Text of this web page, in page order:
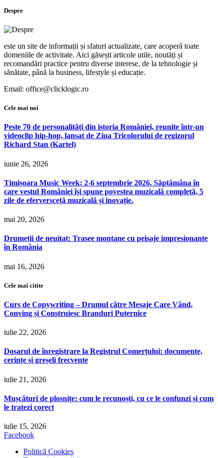
Despre
este un site de informații și sfaturi actualizate, care acoperă toate
domeniile de activitate. Aici găsești articole utile, noutăți și
recomandări practice pentru diverse interese, de la tehnologie și
sănătate, până la business, lifestyle și educație.
Email: office@clicklogic.ro
Cele mai noi
Peste 70 de personalități din istoria României, reunite într-un
videoclip hip-hop, lansat de Ziua Tricolorului de regizorul
Richard Stan (Kartel)
iunie 26, 2026
Timișoara Music Week: 2-6 septembrie 2026. Săptămâna în
care vestul României își spune povestea muzicală completă, 5
zile de eferversceță muzicală și inovație.
mai 20, 2026
Drumeții de neuitat: Trasee montane cu peisaje impresionante
în România
mai 16, 2026
Cele mai citite
Curs de Copywriting – Drumul către Mesaje Care Vând,
Conving și Construiesc Branduri Puternice
iulie 22, 2026
Dosarul de înregistrare la Registrul Comerțului: documente,
cerințe și greșeli frecvente
iulie 21, 2026
Mușcături de plosnițe: cum le recunoști, cu ce le confunzi și cum
le tratezi corect
iulie 15, 2026
Facebook
Politică Cookies